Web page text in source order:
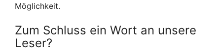
Möglichkeit.
Zum Schluss ein Wort an unsere
Leser?